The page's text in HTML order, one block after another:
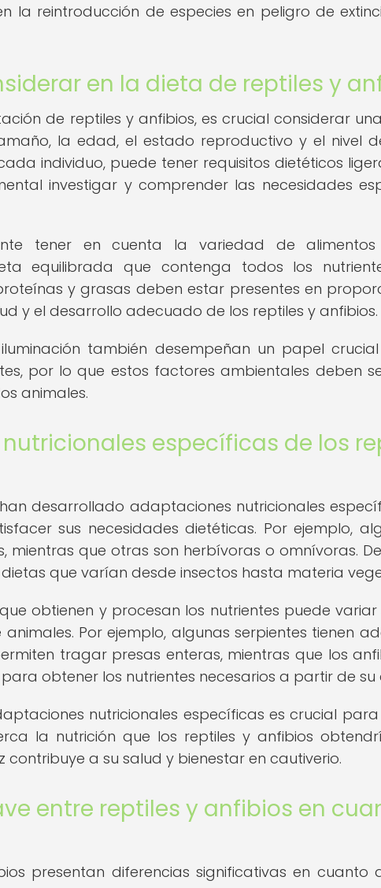
la reintroducción de especies en peligro de
en la dieta de reptiles y
de reptiles y anfibios, es crucial considerar
la edad, el estado reproductivo y el nivel
individuo, puede tener requisitos dietéticos
investigar y comprender las necesidades
tener en cuenta la variedad de alimentos
equilibrada que contenga todos los
y grasas deben estar presentes en
y el desarrollo adecuado de los reptiles y anfibios.
también desempeñan un papel
por lo que estos factores ambientales deben
animales.
específicas de los
desarrollado adaptaciones nutricionales
sus necesidades dietéticas. Por ejemplo,
mientras que otras son herbívoras o omnívoras.
que varían desde insectos hasta materia
obtienen y procesan los nutrientes puede
Por ejemplo, algunas serpientes tienen
tragar presas enteras, mientras que los
obtener los nutrientes necesarios a partir de su
nutricionales específicas es crucial
la nutrición que los reptiles y anfibios
contribuye a su salud y bienestar en cautiverio.
entre reptiles y anfibios en
presentan diferencias significativas en cuanto